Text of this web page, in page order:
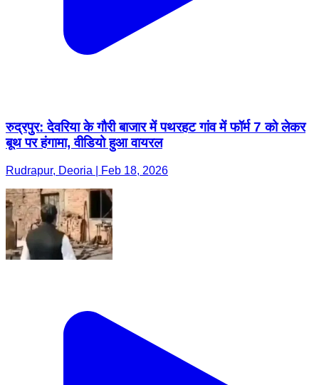
रुद्रपुर: देवरिया के गौरी बाजार में पथरहट गांव में फॉर्म 7 को लेकर
बूथ पर हंगामा, वीडियो हुआ वायरल
Rudrapur, Deoria | Feb 18, 2026